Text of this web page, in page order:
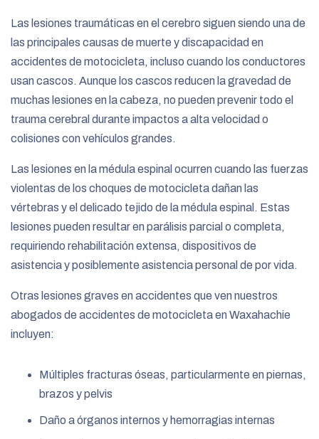
Las lesiones traumáticas en el cerebro siguen siendo una de
las principales causas de muerte y discapacidad en
accidentes de motocicleta, incluso cuando los conductores
usan cascos. Aunque los cascos reducen la gravedad de
muchas lesiones en la cabeza, no pueden prevenir todo el
trauma cerebral durante impactos a alta velocidad o
colisiones con vehículos grandes.
Las lesiones en la médula espinal ocurren cuando las fuerzas
violentas de los choques de motocicleta dañan las
vértebras y el delicado tejido de la médula espinal. Estas
lesiones pueden resultar en parálisis parcial o completa,
requiriendo rehabilitación extensa, dispositivos de
asistencia y posiblemente asistencia personal de por vida.
Otras lesiones graves en accidentes que ven nuestros
abogados de accidentes de motocicleta en Waxahachie
incluyen:
Múltiples fracturas óseas, particularmente en piernas,
brazos y pelvis
Daño a órganos internos y hemorragias internas